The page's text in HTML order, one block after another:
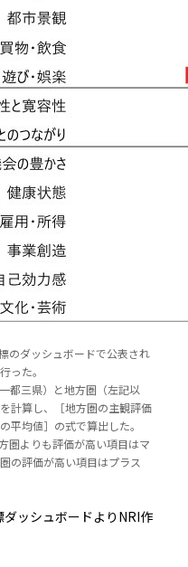
のダッシュボードで公表され
った。
都三県）と地方圏（左記以
計算し、［地方圏の主観評価
平均値］の式で算出した。
圏よりも評価が高い項目はマ
の評価が高い項目はプラス
ッシュボードよりNRI作